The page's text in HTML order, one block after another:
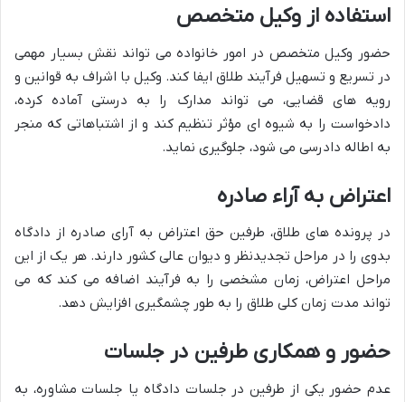
استفاده از وکیل متخصص
حضور وکیل متخصص در امور خانواده می تواند نقش بسیار مهمی
در تسریع و تسهیل فرآیند طلاق ایفا کند. وکیل با اشراف به قوانین و
رویه های قضایی، می تواند مدارک را به درستی آماده کرده،
دادخواست را به شیوه ای مؤثر تنظیم کند و از اشتباهاتی که منجر
به اطاله دادرسی می شود، جلوگیری نماید.
اعتراض به آراء صادره
در پرونده های طلاق، طرفین حق اعتراض به آرای صادره از دادگاه
بدوی را در مراحل تجدیدنظر و دیوان عالی کشور دارند. هر یک از این
مراحل اعتراض، زمان مشخصی را به فرآیند اضافه می کند که می
تواند مدت زمان کلی طلاق را به طور چشمگیری افزایش دهد.
حضور و همکاری طرفین در جلسات
عدم حضور یکی از طرفین در جلسات دادگاه یا جلسات مشاوره، به